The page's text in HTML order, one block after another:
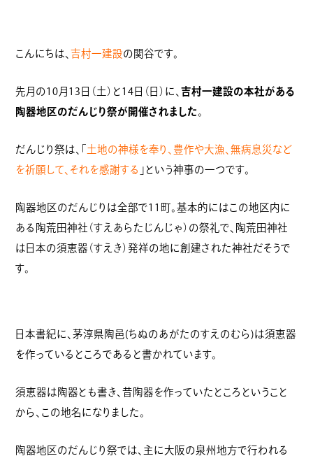
こんにちは、吉村一建設の関谷です。
先月の10月13日（土）と14日（日）に、吉村一建設の本社がある
陶器地区のだんじり祭が開催されました 。
だんじり祭は、「 土地の神様を奉り、豊作や大漁、無病息災など
を祈願して、それを感謝する 」という神事の一つです。
陶器地区のだんじりは全部で11町。基本的にはこの地区内に
ある陶荒田神社（すえあらたじんじゃ）の祭礼で、陶荒田神社
は日本の須恵器（すえき）発祥の地に創建された神社だそうで
す。
日本書紀に、茅淳県陶邑(ちぬのあがたのすえのむら)は須恵器
を作っているところであると書かれています。
須恵器は陶器とも書き、昔陶器を作っていたところということ
から、この地名になりました。
陶器地区のだんじり祭では、主に大阪の泉州地方で行われる